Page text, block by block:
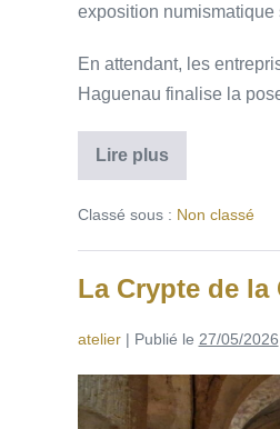
exposition
En attendant, les
Haguenau finalise la
Lire plus
Classé sous : Non classé
La Crypte de la
atelier| Publié le 27/05/2026